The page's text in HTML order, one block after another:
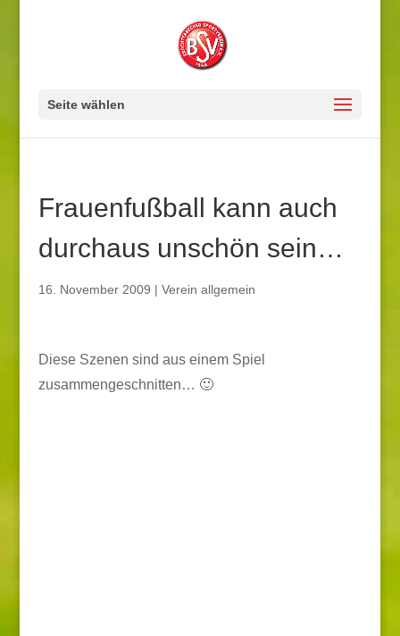
Seite wählen
Frauenfußball kann auch
durchaus unschön sein…
16. November 2009 | Verein allgemein
Diese Szenen sind aus einem Spiel
zusammengeschnitten… 🙂